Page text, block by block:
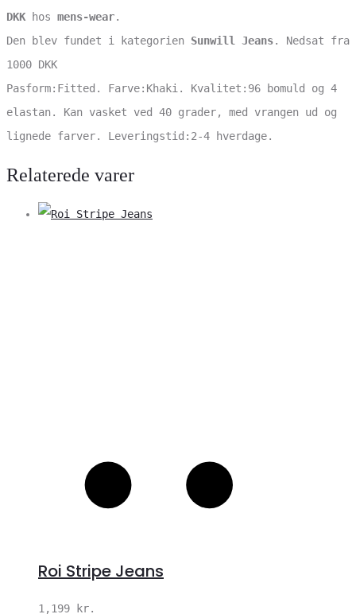
DKK hos mens-wear.
Den blev fundet i kategorien Sunwill Jeans. Nedsat fra
1000 DKK
Pasform:Fitted. Farve:Khaki. Kvalitet:96 bomuld og 4
elastan. Kan vasket ved 40 grader, med vrangen ud og
lignede farver. Leveringstid:2-4 hverdage.
Relaterede varer
Roi Stripe Jeans
1,199
kr.